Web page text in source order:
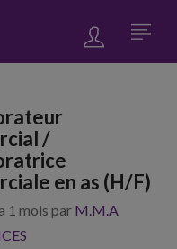
/
en as (H/F)
1 mois par M.M.A